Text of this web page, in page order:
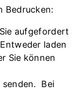
Bedrucken:
aufgefordert
laden
Sie können
Bei